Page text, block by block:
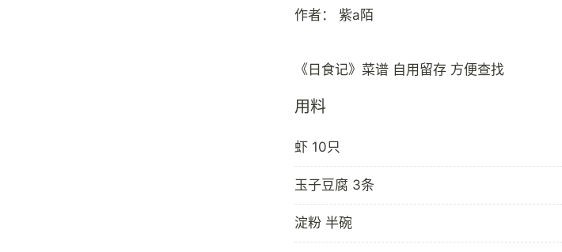
作者： 紫a陌
用料
虾 10只
玉子豆腐 3条
淀粉 半碗